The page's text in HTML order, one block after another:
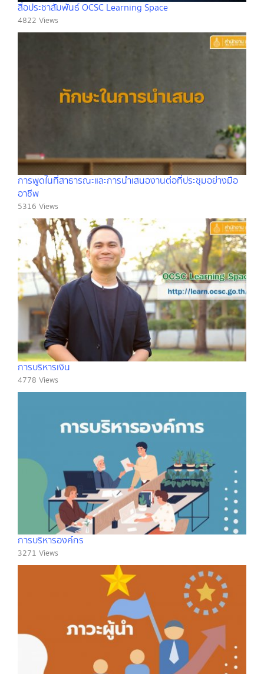
สื่อประชาสัมพันธ์ OCSC Learning Space
4822 Views
การพูดในที่สาธารณะและการนำเสนองานต่อที่ประชุมอย่างมือ
อาชีพ
5316 Views
การบริหารเงิน
4778 Views
การบริหารองค์กร
3271 Views